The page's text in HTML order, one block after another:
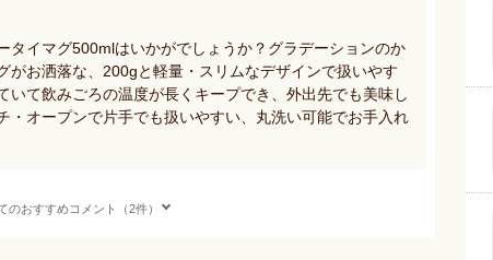
タイマグ500mlはいかがでしょうか？グラデーションのか
がお洒落な、200gと軽量・スリムなデザインで扱いやす
いて飲みごろの温度が長くキープでき、外出先でも美味し
・オープンで片手でも扱いやすい、丸洗い可能でお手入れ
のおすすめコメント（2件）